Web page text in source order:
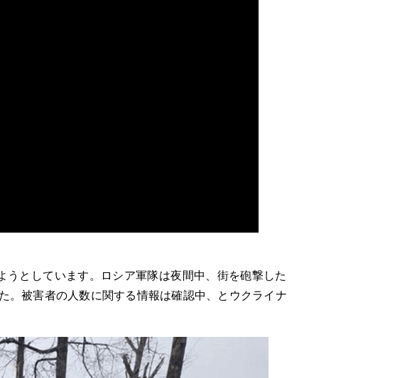
としています。ロシア軍隊は夜間中、街を砲撃した
。被害者の人数に関する情報は確認中、とウクライナ